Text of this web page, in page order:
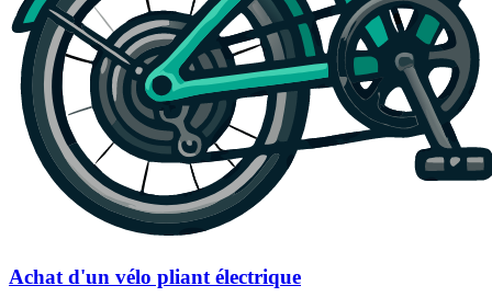
Achat d'un vélo pliant électrique